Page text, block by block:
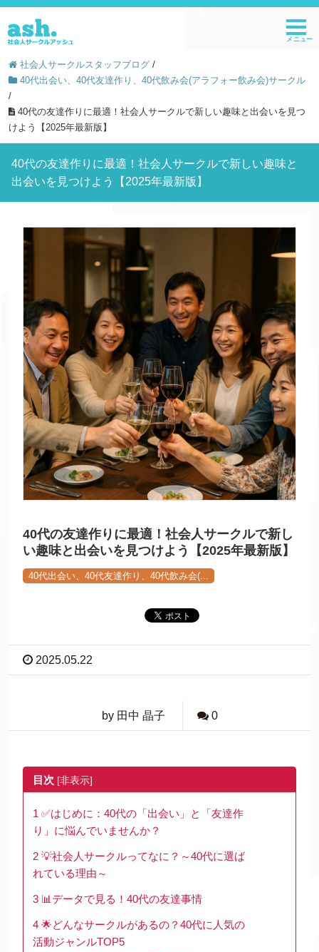
社会人サークルスタッフブログ /
40代出会い、40代友達作り、40代飲み会(アラフォー飲み会)サークル
/
40代の友達作りに最適！社会人サークルで新しい趣味と出会いを見つ
けよう【2025年最新版】
40代の友達作りに最適！社会人サークルで新しい趣味と
出会いを見つけよう【2025年最新版】
40代の友達作りに最適！社会人サークルで新し
い趣味と出会いを見つけよう【2025年最新版】
40代出会い、40代友達作り、40代飲み会(...
2025.05.22
by 田中 晶子 0
目次 [非表示]
1 ✅はじめに：40代の「出会い」と「友達作
り」に悩んでいませんか？
2 💡社会人サークルってなに？～40代に選ば
れている理由～
3 📊データで見る！40代の友達事情
4 🌟どんなサークルがあるの？40代に人気の
活動ジャンルTOP5